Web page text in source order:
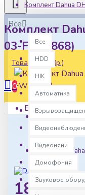
Все
Все
HDD
HIK
Автоматика
Видеоняни
Домофония
Звуковое
Товаров: 0 (0р.)
0
Ваша корзина
Комплект Dahua
Комплект
03-FW2(868)
18823р.
Наличие:
Артикул: